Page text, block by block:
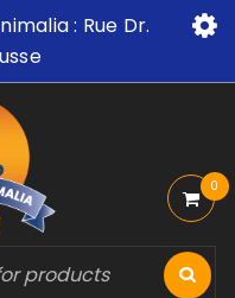
: Rue Dr.
0